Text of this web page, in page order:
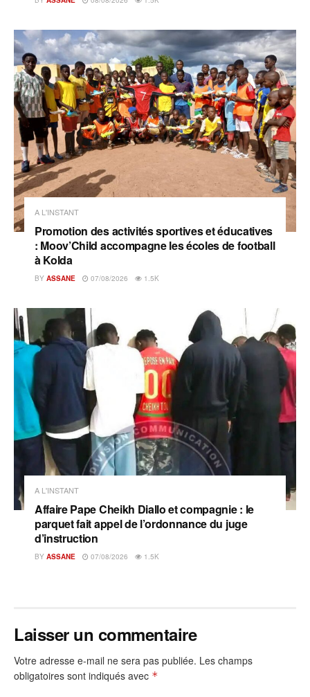
A L'INSTANT
Promotion des activités sportives et éducatives
: Moov’Child accompagne les écoles de football
à Kolda
BY ASSANE 07/08/2026 1.5K
A L'INSTANT
Affaire Pape Cheikh Diallo et compagnie : le
parquet fait appel de l’ordonnance du juge
d’instruction
BY ASSANE 07/08/2026 1.5K
Laisser un commentaire
Votre adresse e-mail ne sera pas publiée. Les champs
obligatoires sont indiqués avec *